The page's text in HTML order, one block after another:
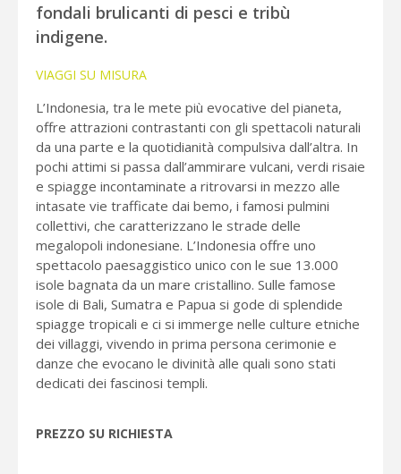
fondali brulicanti di pesci e tribù
indigene.
VIAGGI SU MISURA
L’Indonesia, tra le mete più evocative del pianeta,
offre attrazioni contrastanti con gli spettacoli naturali
da una parte e la quotidianità compulsiva dall’altra. In
pochi attimi si passa dall’ammirare vulcani, verdi risaie
e spiagge incontaminate a ritrovarsi in mezzo alle
intasate vie trafficate dai bemo, i famosi pulmini
collettivi, che caratterizzano le strade delle
megalopoli indonesiane. L’Indonesia offre uno
spettacolo paesaggistico unico con le sue 13.000
isole bagnata da un mare cristallino. Sulle famose
isole di Bali, Sumatra e Papua si gode di splendide
spiagge tropicali e ci si immerge nelle culture etniche
dei villaggi, vivendo in prima persona cerimonie e
danze che evocano le divinità alle quali sono stati
dedicati dei fascinosi templi.
PREZZO SU RICHIESTA